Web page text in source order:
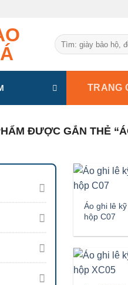
Tìm
kiếm:
TRANG
ĐƯỢC GẮN THẺ
Áo ghi lê
hộp C07